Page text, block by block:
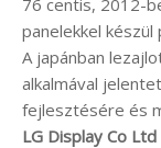
panelekkel készül
A japánban
alkalmával
fejlesztésére és
LG Display Co Ltd